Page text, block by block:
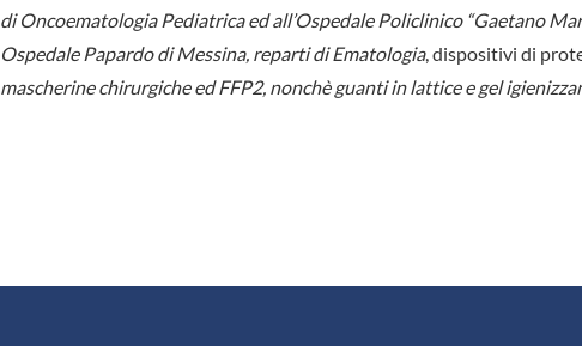
di Oncoematologia Pediatrica ed all’Ospedale Policlinico “Gaetano
Ospedale Papardo di Messina, reparti di Ematologia, dispositivi di
mascherine chirurgiche ed FFP2, nonchè guanti in lattice e gel